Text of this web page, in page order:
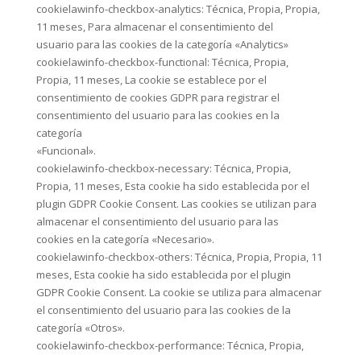
cookielawinfo-checkbox-analytics: Técnica, Propia, Propia,
11 meses, Para almacenar el consentimiento del
usuario para las cookies de la categoría «Analytics»
cookielawinfo-checkbox-functional: Técnica, Propia,
Propia, 11 meses, La cookie se establece por el
consentimiento de cookies GDPR para registrar el
consentimiento del usuario para las cookies en la
categoría
«Funcional».
cookielawinfo-checkbox-necessary: Técnica, Propia,
Propia, 11 meses, Esta cookie ha sido establecida por el
plugin GDPR Cookie Consent. Las cookies se utilizan para
almacenar el consentimiento del usuario para las
cookies en la categoría «Necesario».
cookielawinfo-checkbox-others: Técnica, Propia, Propia, 11
meses, Esta cookie ha sido establecida por el plugin
GDPR Cookie Consent. La cookie se utiliza para almacenar
el consentimiento del usuario para las cookies de la
categoría «Otros».
cookielawinfo-checkbox-performance: Técnica, Propia,